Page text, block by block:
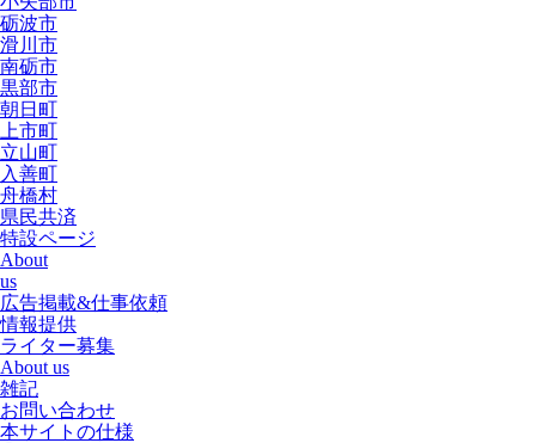
砺波市
滑川市
南砺市
黒部市
朝日町
上市町
立山町
入善町
舟橋村
県民共済
特設ページ
About
us
広告掲載&仕事依頼
情報提供
ライター募集
About us
雑記
お問い合わせ
本サイトの仕様